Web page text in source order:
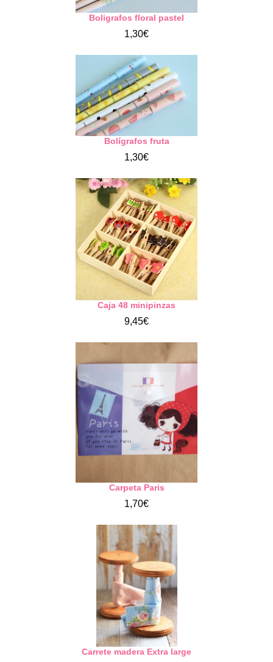
Boligrafos floral pastel
1,30€
Bolígrafos fruta
1,30€
Caja 48 minipinzas
9,45€
Carpeta Paris
1,70€
Carrete madera Extra large